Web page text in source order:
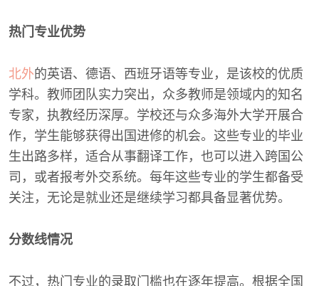
热门专业优势
北外的英语、德语、西班牙语等专业，是该校的优质
学科。教师团队实力突出，众多教师是领域内的知名
专家，执教经历深厚。学校还与众多海外大学开展合
作，学生能够获得出国进修的机会。这些专业的毕业
生出路多样，适合从事翻译工作，也可以进入跨国公
司，或者报考外交系统。每年这些专业的学生都备受
关注，无论是就业还是继续学习都具备显著优势。
分数线情况
不过，热门专业的录取门槛也在逐年提高。根据全国